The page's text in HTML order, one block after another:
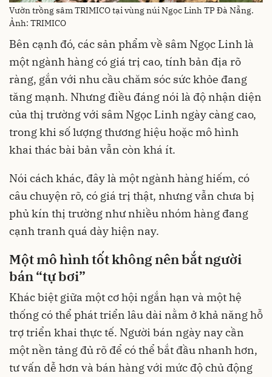
Vườn trồng sâm TRIMICO tại vùng núi Ngọc Linh TP Đà Nẵng.
Ảnh: TRIMICO
Bên cạnh đó, các sản phẩm về sâm Ngọc Linh là
một ngành hàng có giá trị cao, tính bản địa rõ
ràng, gắn với nhu cầu chăm sóc sức khỏe đang
tăng mạnh. Nhưng điều đáng nói là độ nhận diện
của thị trường với sâm Ngọc Linh ngày càng cao,
trong khi số lượng thương hiệu hoặc mô hình
khai thác bài bản vẫn còn khá ít.
Nói cách khác, đây là một ngành hàng hiếm, có
câu chuyện rõ, có giá trị thật, nhưng vẫn chưa bị
phủ kín thị trường như nhiều nhóm hàng đang
cạnh tranh quá dày hiện nay.
Một mô hình tốt không nên bắt người
bán “tự bơi”
Khác biệt giữa một cơ hội ngắn hạn và một hệ
thống có thể phát triển lâu dài nằm ở khả năng hỗ
trợ triển khai thực tế. Người bán ngày nay cần
một nền tảng đủ rõ để có thể bắt đầu nhanh hơn,
tư vấn dễ hơn và bán hàng với mức độ chủ động